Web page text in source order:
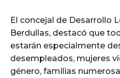
El concejal de Desarrollo
Berdullas, destacó que
estarán especialmente
desempleados, mujeres
género, familias